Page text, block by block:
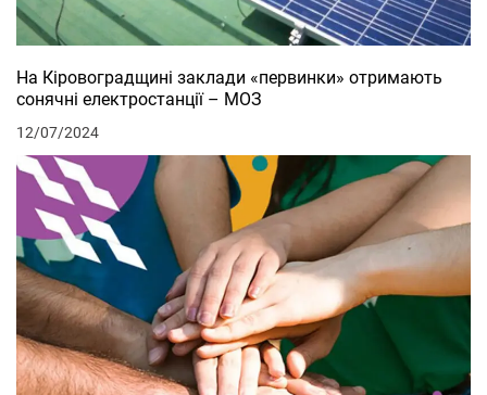
На Кіровоградщині заклади «первинки» отримають
сонячні електростанції – МОЗ
12/07/2024